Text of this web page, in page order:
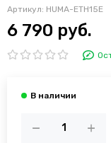
Артикул: HUMA-ETH15E
6 790 руб.